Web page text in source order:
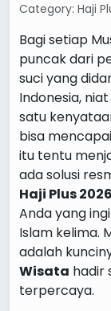
Category: Haji
Bagi setiap
puncak dari
suci yang
Indonesia,
satu
bisa
itu tentu
ada solusi
Haji Plus 2026
Anda yang
Islam kelima.
adalah
Wisata hadir
terpercaya.